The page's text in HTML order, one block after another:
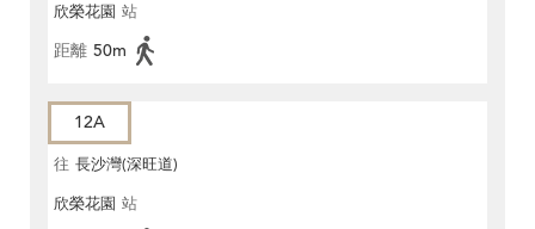
欣榮花園 站
距離 50m
12A
往 長沙灣(深旺道)
欣榮花園 站